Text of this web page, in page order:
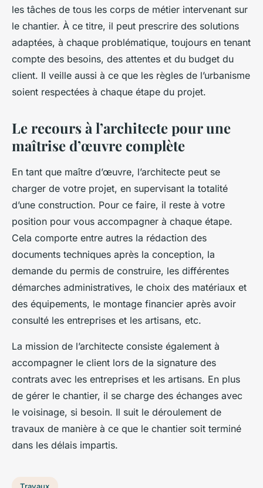
les tâches de tous les corps de métier intervenant sur
le chantier. À ce titre, il peut prescrire des solutions
adaptées, à chaque problématique, toujours en tenant
compte des besoins, des attentes et du budget du
client. Il veille aussi à ce que les règles de l’urbanisme
soient respectées à chaque étape du projet.
Le recours à l’architecte pour une
maîtrise d’œuvre complète
En tant que maître d’œuvre, l’architecte peut se
charger de votre projet, en supervisant la totalité
d’une construction. Pour ce faire, il reste à votre
position pour vous accompagner à chaque étape.
Cela comporte entre autres la rédaction des
documents techniques après la conception, la
demande du permis de construire, les différentes
démarches administratives, le choix des matériaux et
des équipements, le montage financier après avoir
consulté les entreprises et les artisans, etc.
La mission de l’architecte consiste également à
accompagner le client lors de la signature des
contrats avec les entreprises et les artisans. En plus
de gérer le chantier, il se charge des échanges avec
le voisinage, si besoin. Il suit le déroulement de
travaux de manière à ce que le chantier soit terminé
dans les délais impartis.
Travaux